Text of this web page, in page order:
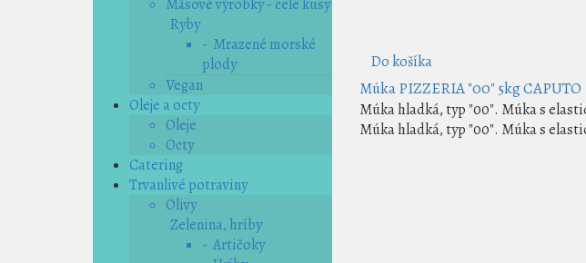
Mäsové výrobky - celé kusy
Ryby
- Mrazené morské
plody
Vegan
Oleje a octy
Oleje
Octy
Catering
Trvanlivé potraviny
Olivy
Zelenina, hríby
- Artičoky
Do košíka
Múka PIZZERIA "00" 5kg CAPUTO
Múka hladká, typ "00". Múka s
Múka hladká, typ "00". Múka s